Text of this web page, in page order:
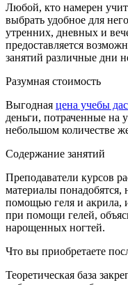
Любой, кто намерен
выбрать удобное для
утренних, дневных и
предоставляется
занятий различные дни
Разумная стоимость
Выгодная цена учебы
деньги, потраченные на
небольшом количестве
Содержание занятий
Преподаватели курсов
материалы понадобятся,
помощью геля и акрила,
при помощи гелей,
нарощенных ногтей.
Что вы приобретаете
Теоретическая база